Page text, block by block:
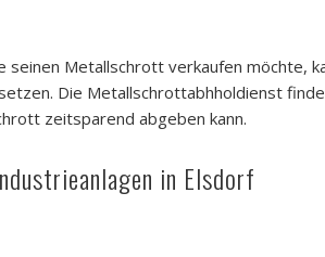
seinen Metallschrott verkaufen möchte,
Die Metallschrottabhholdienst
zeitsparend abgeben kann.
in Elsdorf